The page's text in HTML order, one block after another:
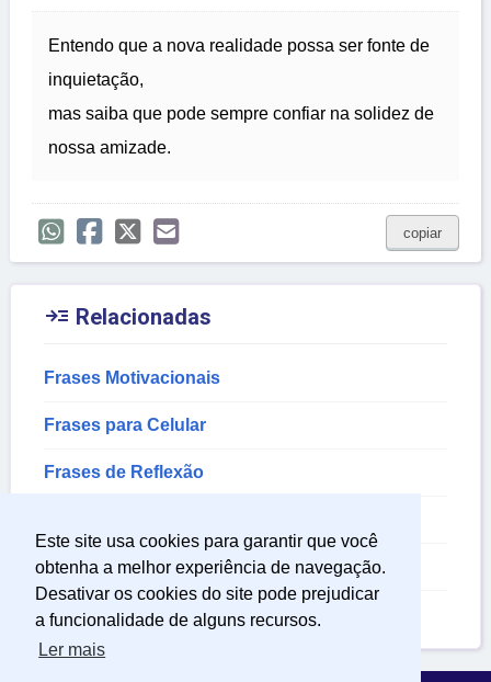
Este site usa cookies para garantir que você
obtenha a melhor experiência de navegação.
Desativar os cookies do site pode prejudicar
a funcionalidade de alguns recursos.
Ler mais
Entendo que a nova realidade possa ser fonte de
inquietação,
mas saiba que pode sempre confiar na solidez de
nossa amizade.
copiar
 Relacionadas
Frases Motivacionais
Frases para Celular
Frases de Reflexão
Frases de Encorajamento
Momentos Frases